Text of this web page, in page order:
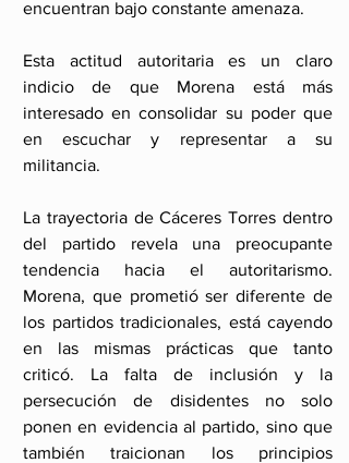
encuentran bajo constante amenaza.
Esta actitud autoritaria es un claro
indicio de que Morena está más
interesado en consolidar su poder que
en escuchar y representar a su
militancia.
La trayectoria de Cáceres Torres dentro
del partido revela una preocupante
tendencia hacia el autoritarismo.
Morena, que prometió ser diferente de
los partidos tradicionales, está cayendo
en las mismas prácticas que tanto
criticó. La falta de inclusión y la
persecución de disidentes no solo
ponen en evidencia al partido, sino que
también traicionan los principios